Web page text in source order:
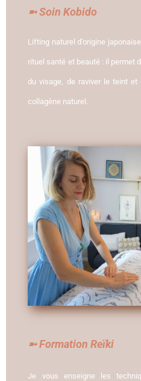
➼ Soin Kobido
Lifting naturel d’origine
rituel santé et beauté : il permet
du visage, de raviver le teint
collagène naturel.
➼ Formation Reïki
Je vous enseigne les